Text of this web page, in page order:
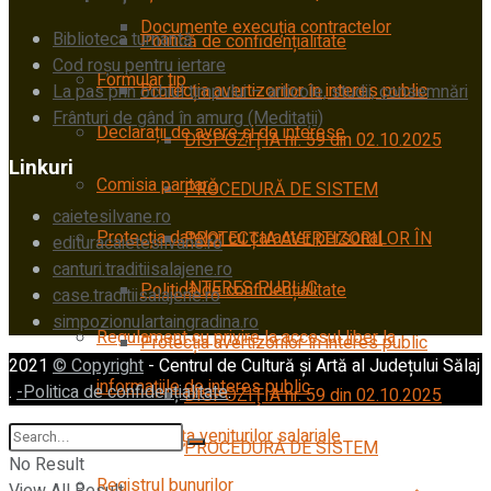
Politică de confidențialitate
Protecția avertizorilor în interes public
DISPOZIŢIA nr. 59 din 02.10.2025
PROCEDURĂ DE SISTEM
PROTECȚIA AVERTIZORILOR ÎN
INTERES PUBLIC
Regulament cu privire la accesul liber la
informațiile de interes public
Transparența veniturilor salariale
Registrul bunurilor
Documente execuția contractelor
Formular tip
Declarații de avere și de interese
Comisia paritară
Protecția datelor cu caracter personal
Politică de confidențialitate
Protecția avertizorilor în interes public
DISPOZIŢIA nr. 59 din 02.10.2025
PROCEDURĂ DE SISTEM
Biblioteca turnantă
Cod roșu pentru iertare
La pas prin ochiul timpului – articole, studii, consemnări
Frânturi de gând în amurg (Meditații)
Linkuri
caietesilvane.ro
edituracaietesilvane.ro
canturi.traditiisalajene.ro
case.traditiisalajene.ro
simpozionulartaingradina.ro
2021 © Copyright - Centrul de Cultură și Artă al Județului Sălaj
. -Politica de confidențialitate.
No Result